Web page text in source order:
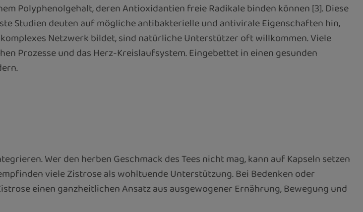
Polyphenolgehalt, deren Antioxidantien freie Radikale binden können [3]. Diese
Studien deuten auf mögliche antibakterielle und antivirale Eigenschaften hin,
Netzwerk bildet, sind natürliche Unterstützer oft willkommen. Viele
Prozesse und das Herz-Kreislaufsystem. Eingebettet in einen gesunden
Wer den herben Geschmack des Tees nicht mag, kann auf Kapseln setzen
viele Zistrose als wohltuende Unterstützung. Bei Bedenken oder
einen ganzheitlichen Ansatz aus ausgewogener Ernährung, Bewegung und